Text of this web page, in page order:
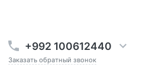
+992 100612440
Заказать обратный звонок